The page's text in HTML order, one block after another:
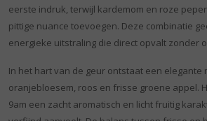
eerste indruk, terwijl kardemom en roze
pittige nuance toevoegen. Deze combinatie
energieke uitstraling die direct opvalt zonder
In het hart van de geur ontstaat een elegante
oranjebloesem, roos en frisse groene appel.
9am een zacht aromatisch en licht fruitig